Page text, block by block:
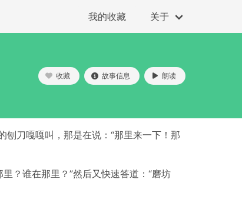
我的收藏 关于
收藏 故事信息 朗读
刨刀嘎嘎叫，那是在说：“那里来一下！那
？谁在那里？”然后又快速答道：“磨坊